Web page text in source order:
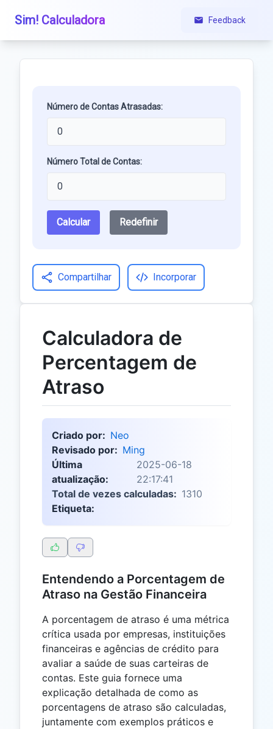
Sim! Calculadora Feedback
Número de Contas Atrasadas:
Número Total de Contas:
Calcular Redefinir
Compartilhar Incorporar
Calculadora de
Percentagem de
Atraso
Criado por: Neo
Revisado por: Ming
Última
atualização:
2025-06-18
22:17:41
Total de vezes calculadas: 1310
Etiqueta:
Entendendo a Porcentagem de
Atraso na Gestão Financeira
A porcentagem de atraso é uma métrica
crítica usada por empresas, instituições
financeiras e agências de crédito para
avaliar a saúde de suas carteiras de
contas. Este guia fornece uma
explicação detalhada de como as
porcentagens de atraso são calculadas,
juntamente com exemplos práticos e